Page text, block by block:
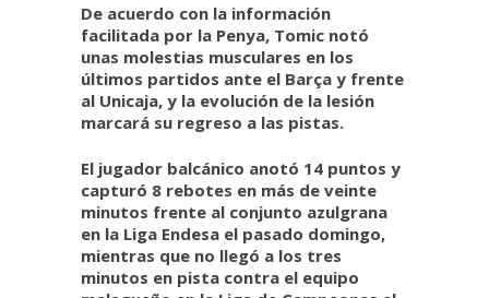
De acuerdo con la información
facilitada por la Penya, Tomic notó
unas molestias musculares en los
últimos partidos ante el Barça y frente
al Unicaja, y la evolución de la lesión
marcará su regreso a las pistas.
El jugador balcánico anotó 14 puntos y
capturó 8 rebotes en más de veinte
minutos frente al conjunto azulgrana
en la Liga Endesa el pasado domingo,
mientras que no llegó a los tres
minutos en pista contra el equipo